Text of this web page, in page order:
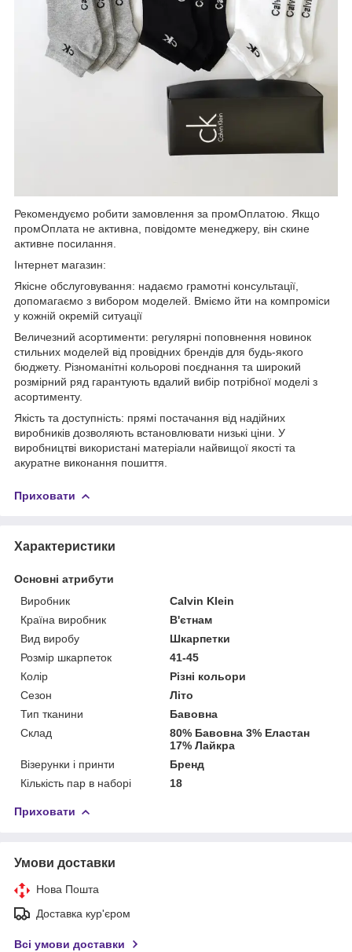
Рекомендуємо робити замовлення за промОплатою. Якщо
промОплата не активна, повідомте менеджеру, він скине
активне посилання.
Інтернет магазин:
Якісне обслуговування: надаємо грамотні консультації,
допомагаємо з вибором моделей. Вміємо йти на компроміси
у кожній окремій ситуації
Величезний асортименти: регулярні поповнення новинок
стильних моделей від провідних брендів для будь-якого
бюджету. Різноманітні кольорові поєднання та широкий
розмірний ряд гарантують вдалий вибір потрібної моделі з
асортименту.
Якість та доступність: прямі постачання від надійних
виробників дозволяють встановлювати низькі ціни. У
виробництві використані матеріали найвищої якості та
акуратне виконання пошиття.
Приховати
Характеристики
Основні атрибути
Виробник
Calvin Klein
Країна виробник
В'єтнам
Вид виробу
Шкарпетки
Розмір шкарпеток
41-45
Колір
Різні кольори
Сезон
Літо
Тип тканини
Бавовна
Склад
80% Бавовна 3% Еластан
17% Лайкра
Візерунки і принти
Бренд
Кількість пар в наборі
18
Приховати
Умови доставки
Нова Пошта
Доставка кур'єром
Всі умови доставки